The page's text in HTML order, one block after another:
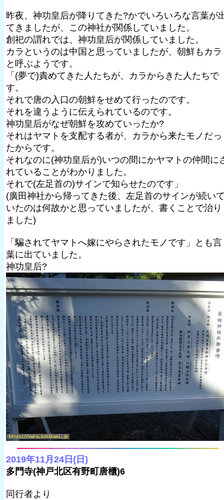
昨夜、神功皇后が降りてきた?かでいろいろな言葉が
てきましたが、この神社が関係していました。
創祀の謂れでは、神功皇后が関係していました。
カラというのは中国と思っていましたが、朝鮮もカラ
と呼ぶようです。
「(夢で)責めてきた人たちが、カラからきた人たちで
す。
それで唐の入口の朝鮮をせめて行ったのです。
それを違うように伝えられているのです。
神功皇后がなぜ朝鮮を攻めていったか?
それはヤマトを支配する者が、カラから来たモノだっ
たからです。
それなのに(神功皇后が)いつの間にかヤマトの仲間に
れていることがわかりました。
それで(左足首の)サインで知らせたのです」
(廣田神社から帰ってきた後、左足首のサインが続い
いたのは何故かと思っていましたが、書くことで治り
ました)
「騙されてヤマトへ嫁にやらされたモノです」とも言
葉に出ていました。
神功皇后?
2019年11月24日(日)
多門寺(神戸北区有野町唐櫃)6
同行者より